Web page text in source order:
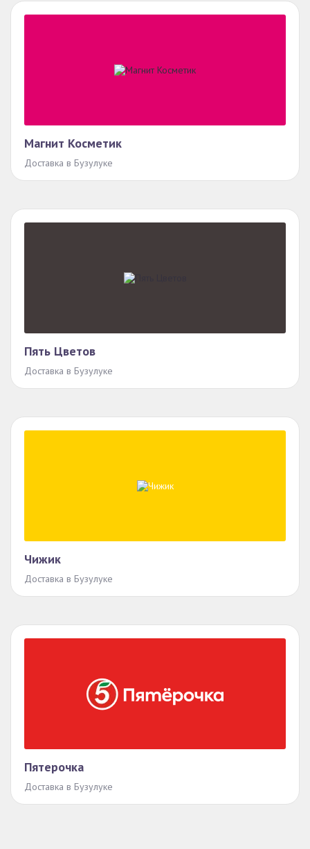
Магнит Косметик
Доставка в Бузулуке
Пять Цветов
Доставка в Бузулуке
Чижик
Доставка в Бузулуке
Пятерочка
Доставка в Бузулуке